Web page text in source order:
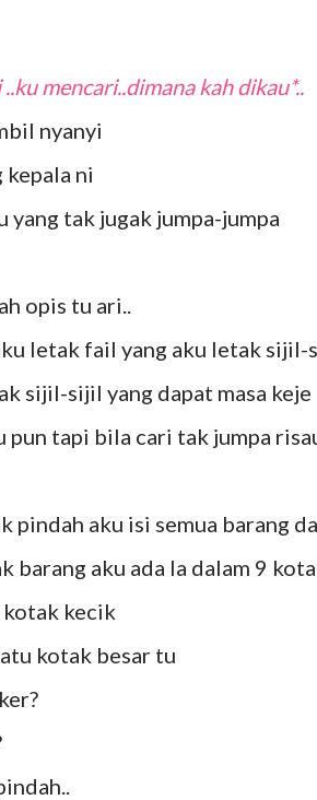
mencari..dimana kah dikau*..
nyanyi
ni
yang tak jugak jumpa-jumpa
opis tu ari..
letak fail yang aku letak sijil-
sijil-sijil yang dapat masa keje
pun tapi bila cari tak jumpa
pindah aku isi semua barang
barang aku ada la dalam 9
kotak kecik
kotak besar tu